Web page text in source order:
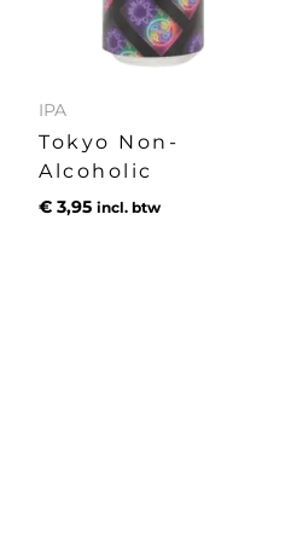
IPA
Tokyo Non-
Alcoholic
€ 3,95 incl. btw